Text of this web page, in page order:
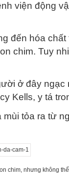
viện động
đến hóa
chim. Tuy
ở đây ngạc
Kells, y tá
tỏa ra từ
chim, nhưng không